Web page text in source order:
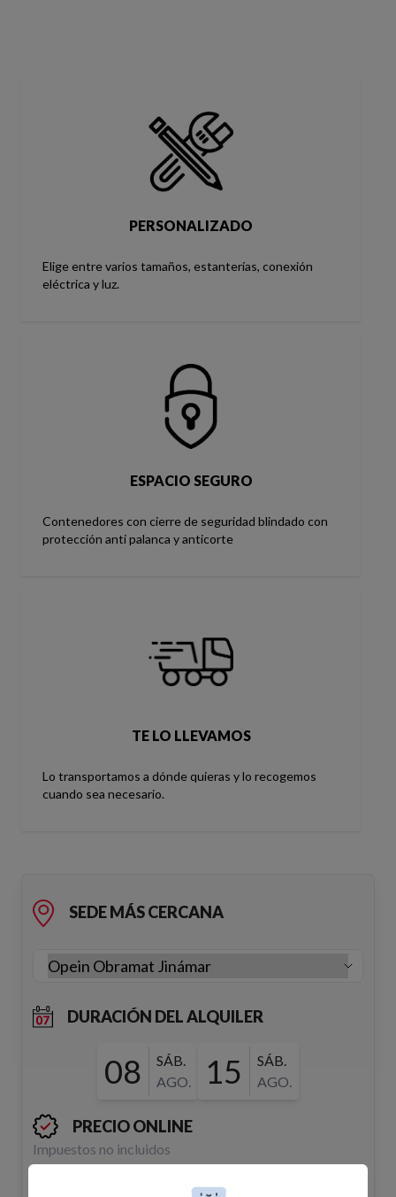
PERSONALIZADO
Elige entre varios tamaños, estanterías, conexión
eléctrica y luz.
ESPACIO SEGURO
Contenedores con cierre de seguridad blindado con
protección anti palanca y anticorte
TE LO LLEVAMOS
Lo transportamos a dónde quieras y lo recogemos
cuando sea necesario.
SEDE MÁS CERCANA
DURACIÓN DEL ALQUILER
08
SÁB.
AGO.
15
SÁB.
AGO.
PRECIO ONLINE
Impuestos no incluidos